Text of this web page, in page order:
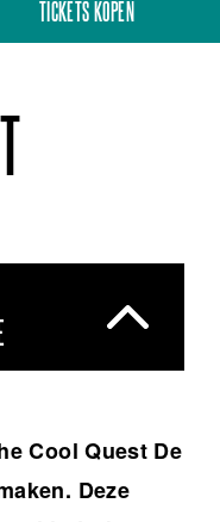
TICKETS KOPEN
Cool Quest De
Deze